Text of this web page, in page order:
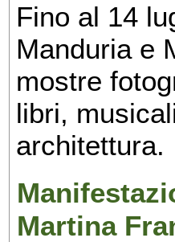
Fino al 14
Manduria e
mostre
libri,
architettura.
Martina